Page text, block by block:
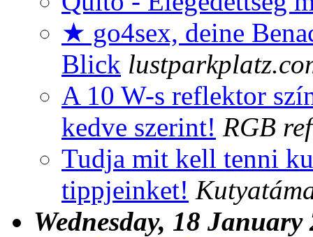
★ go4sex, deine
Blick
A 10 W-s reflektor
kedve szerint! RGB
Tudja mit kell tenni
tippjeinket!
Wednesday, 18 January